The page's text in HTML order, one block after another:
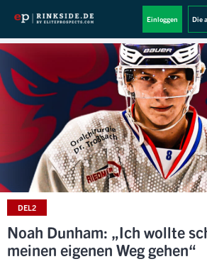
Die
Einloggen
DEL2
Noah Dunham: „Ich wollte
meinen eigenen Weg gehen“